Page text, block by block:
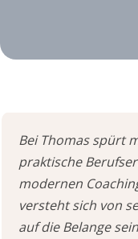
Bei Thomas spürt
praktische
modernen
versteht sich von
auf die Belange